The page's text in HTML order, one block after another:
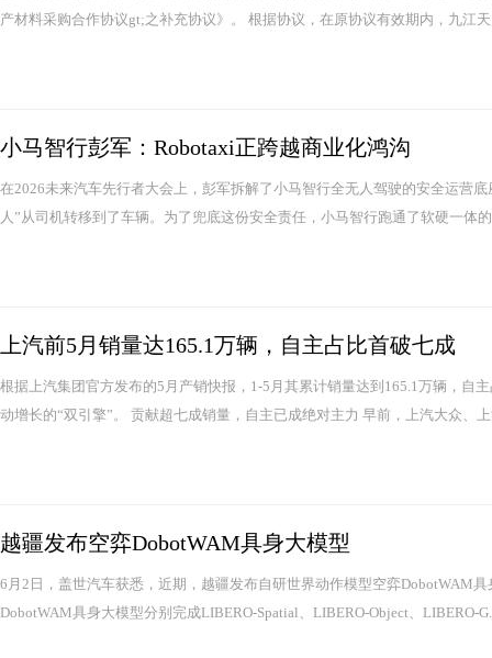
产材料采购合作协议gt;之补充协议》。 根据协议，在原协议有效期内，九江
小马智行彭军：Robotaxi正跨越商业化鸿沟
在2026未来汽车先行者大会上，彭军拆解了小马智行全无人驾驶的安全运营
人”从司机转移到了车辆。为了兜底这份安全责任，小马智行跑通了软硬一体
上汽前5月销量达165.1万辆，自主占比首破七成
根据上汽集团官方发布的5月产销快报，1-5月其累计销量达到165.1万辆，自
动增长的“双引擎”。 贡献超七成销量，自主已成绝对主力 早前，上汽大众、
越疆发布空弈DobotWAM具身大模型
6月2日，盖世汽车获悉，近期，越疆发布自研世界动作模型空弈DobotWAM
DobotWAM具身大模型分别完成LIBERO-Spatial、LIBERO-Object、LIBERO-